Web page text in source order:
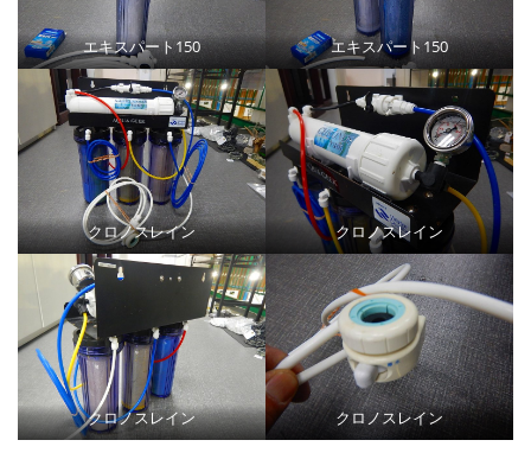
エキスパート150 エキスパート150
クロノスレイン クロノスレイン
クロノスレイン クロノスレイン